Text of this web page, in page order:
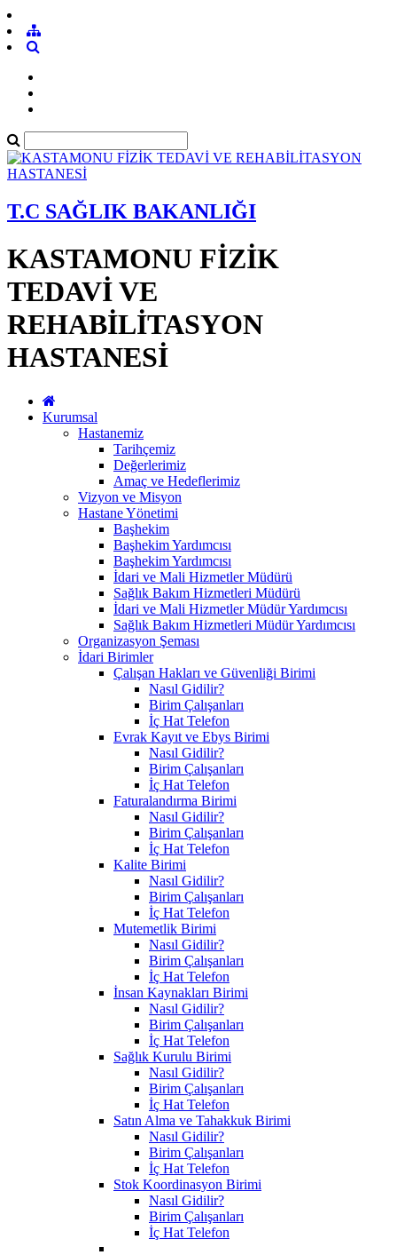
T.C SAĞLIK BAKANLIĞI
KASTAMONU FİZİK
TEDAVİ VE
REHABİLİTASYON
HASTANESİ
Kurumsal
Hastanemiz
Tarihçemiz
Değerlerimiz
Amaç ve Hedeflerimiz
Vizyon ve Misyon
Hastane Yönetimi
Başhekim
Başhekim Yardımcısı
Başhekim Yardımcısı
İdari ve Mali Hizmetler Müdürü
Sağlık Bakım Hizmetleri Müdürü
İdari ve Mali Hizmetler Müdür Yardımcısı
Sağlık Bakım Hizmetleri Müdür Yardımcısı
Organizasyon Şeması
İdari Birimler
Çalışan Hakları ve Güvenliği Birimi
Nasıl Gidilir?
Birim Çalışanları
İç Hat Telefon
Evrak Kayıt ve Ebys Birimi
Nasıl Gidilir?
Birim Çalışanları
İç Hat Telefon
Faturalandırma Birimi
Nasıl Gidilir?
Birim Çalışanları
İç Hat Telefon
Kalite Birimi
Nasıl Gidilir?
Birim Çalışanları
İç Hat Telefon
Mutemetlik Birimi
Nasıl Gidilir?
Birim Çalışanları
İç Hat Telefon
İnsan Kaynakları Birimi
Nasıl Gidilir?
Birim Çalışanları
İç Hat Telefon
Sağlık Kurulu Birimi
Nasıl Gidilir?
Birim Çalışanları
İç Hat Telefon
Satın Alma ve Tahakkuk Birimi
Nasıl Gidilir?
Birim Çalışanları
İç Hat Telefon
Stok Koordinasyon Birimi
Nasıl Gidilir?
Birim Çalışanları
İç Hat Telefon